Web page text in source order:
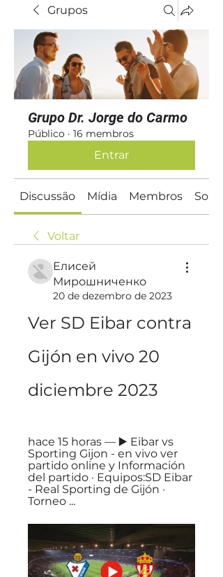
Grupos
Grupo Dr. Jorge do Carmo
Público · 16 membros
Entrar
Discussão Mídia Membros Sobre
Voltar
Елисей
Мирошниченко
20 de dezembro de 2023
Ver SD Eibar contra
Gijón en vivo 20
diciembre 2023
hace 15 horas — ▶️ Eibar vs
Sporting Gijon - en vivo ver
partido online y Información
del partido · Equipos:SD Eibar
- Real Sporting de Gijón ·
Torneo ...